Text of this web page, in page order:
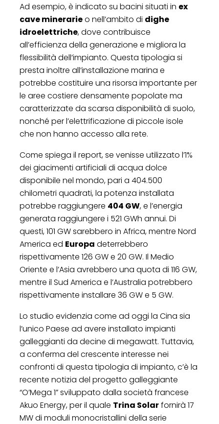
Ad esempio, è indicato su bacini situati in ex
cave minerarieo nell’ambito di dighe
idroelettriche, dove contribuisce
all’efficienza della generazione e migliora la
flessibilità dell’impianto. Questa tipologia si
presta inoltre all’installazione marina e
potrebbe costituire una risorsa importante per
le aree costiere densamente popolate ma
caratterizzate da scarsa disponibilità di suolo,
nonché per l’elettrificazione di piccole isole
che non hanno accesso alla rete.
Come spiega il report, se venisse utilizzato l’1%
dei giacimenti artificiali di acqua dolce
disponibile nel mondo, pari a 404.500
chilometri quadrati, la potenza installata
potrebbe raggiungere 404 GW, e l’energia
generata raggiungere i 521 GWh annui. Di
questi, 101 GW sarebbero in Africa, mentre Nord
America ed Europa deterrebbero
rispettivamente 126 GW e 20 GW. Il Medio
Oriente e l’Asia avrebbero una quota di 116 GW,
mentre il Sud America e l’Australia potrebbero
rispettivamente installare 36 GW e 5 GW.
Lo studio evidenzia come ad oggi la Cina sia
l’unico Paese ad avere installato impianti
galleggianti da decine di megawatt. Tuttavia,
a conferma del crescente interesse nei
confronti di questa tipologia di impianto, c’è la
recente notizia del progetto galleggiante
“O’Mega 1” sviluppato dalla società francese
Akuo Energy, per il quale Trina Solarfornirà 17
MW di moduli monocristallini della serie